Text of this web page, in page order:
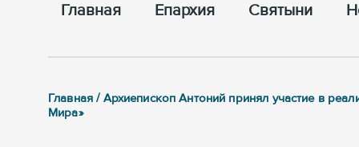
Главная Епархия Cвятыни
Главная / Архиепископ Антоний принял участие в
Мира»